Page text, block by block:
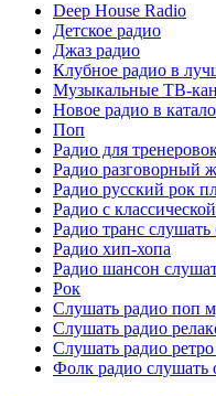
Deep House Radio
Детское радио
Джаз радио
Клубное радио в
Музыкальные ТВ-
Новое радио в
Поп
Радио для
Радио разговорный
Радио русский рок
Радио с
Радио транс слушать
Радио хип-хопа
Радио шансон
Рок
Слушать радио поп
Слушать радио
Слушать радио
Фолк радио слушать